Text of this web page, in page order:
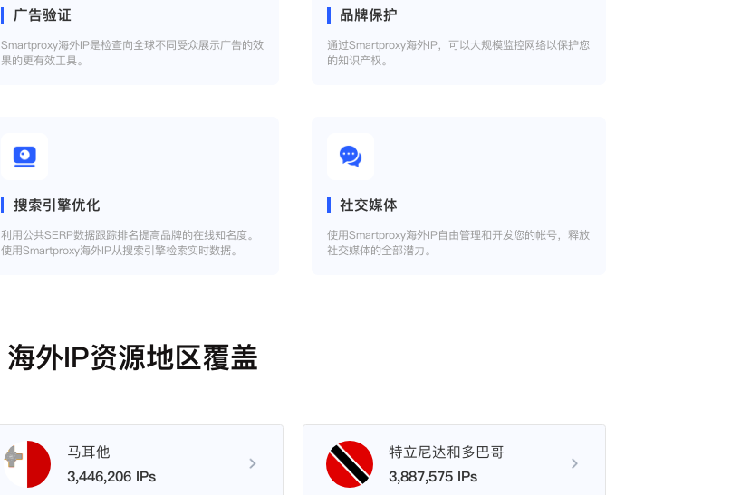
广告验证
Smartproxy海外IP是检查向全球不同受众展示广告的效
果的更有效工具。
品牌保护
通过Smartproxy海外IP，可以大规模监控网络以保护您
的知识产权。
搜索引擎优化
利用公共SERP数据跟踪排名提高品牌的在线知名度。
使用Smartproxy海外IP从搜索引擎检索实时数据。
社交媒体
使用Smartproxy海外IP自由管理和开发您的帐号，释放
社交媒体的全部潜力。
海外IP资源地区覆盖
马耳他
3,446,206 IPs
特立尼达和多巴哥
3,887,575 IPs